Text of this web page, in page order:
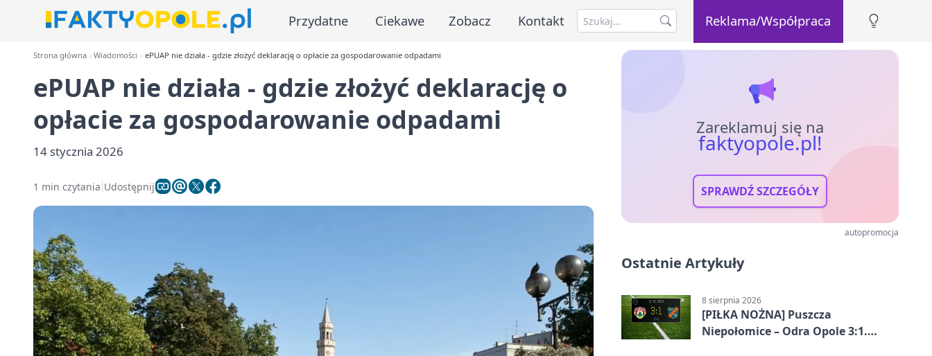
Przydatne Ciekawe Zobacz Kontakt Reklama/Współpraca
Strona główna Wiadomości ePUAP nie działa - gdzie złożyć deklarację o opłacie za gospodarowanie odpadami
ePUAP nie działa - gdzie złożyć deklarację o
opłacie za gospodarowanie odpadami
14 stycznia 2026
1 min czytania Udostępnij
Zareklamuj się na
faktyopole.pl!
SPRAWDŹ SZCZEGÓŁY
autopromocja
Ostatnie Artykuły
8 sierpnia 2026
[PIŁKA NOŻNA] Puszcza
Niepołomice – Odra Opole 3:1.